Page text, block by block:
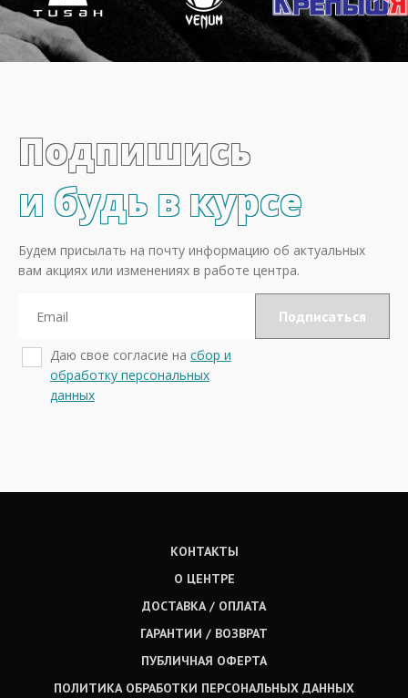
Подпишись
и будь в курсе
Будем присылать на почту информацию об актуальных
вам акциях или изменениях в работе центра.
Даю свое согласие на сбор и
обработку персональных
данных
КОНТАКТЫ
О ЦЕНТРЕ
ДОСТАВКА / ОПЛАТА
ГАРАНТИИ / ВОЗВРАТ
ПУБЛИЧНАЯ ОФЕРТА
ПОЛИТИКА ОБРАБОТКИ ПЕРСОНАЛЬНЫХ ДАННЫХ